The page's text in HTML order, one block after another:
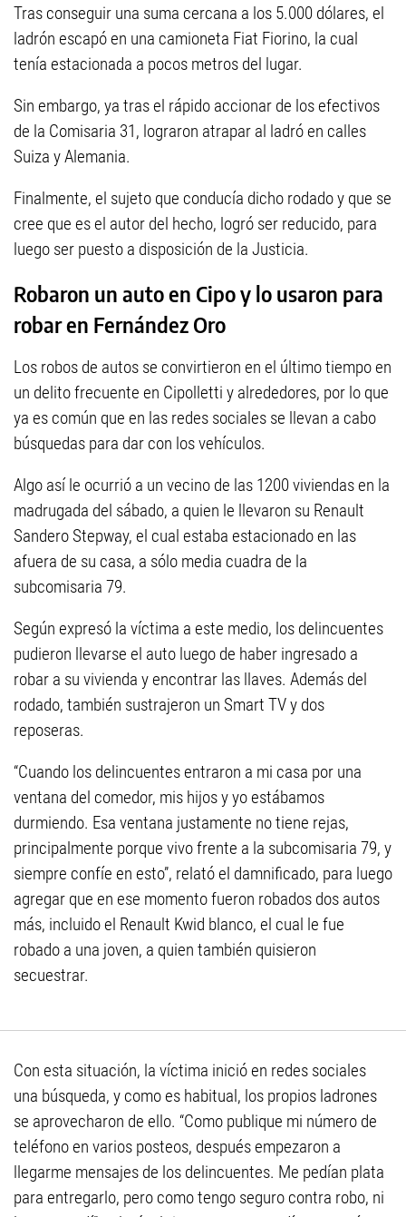
Tras conseguir una suma cercana a los 5.000 dólares, el
ladrón escapó en una camioneta Fiat Fiorino, la cual
tenía estacionada a pocos metros del lugar.
Sin embargo, ya tras el rápido accionar de los efectivos
de la Comisaria 31, lograron atrapar al ladró en calles
Suiza y Alemania.
Finalmente, el sujeto que conducía dicho rodado y que se
cree que es el autor del hecho, logró ser reducido, para
luego ser puesto a disposición de la Justicia.
Robaron un auto en Cipo y lo usaron para
robar en Fernández Oro
Los robos de autos se convirtieron en el último tiempo en
un delito frecuente en Cipolletti y alrededores, por lo que
ya es común que en las redes sociales se llevan a cabo
búsquedas para dar con los vehículos.
Algo así le ocurrió a un vecino de las 1200 viviendas en la
madrugada del sábado, a quien le llevaron su Renault
Sandero Stepway, el cual estaba estacionado en las
afuera de su casa, a sólo media cuadra de la
subcomisaria 79.
Según expresó la víctima a este medio, los delincuentes
pudieron llevarse el auto luego de haber ingresado a
robar a su vivienda y encontrar las llaves. Además del
rodado, también sustrajeron un Smart TV y dos
reposeras.
“Cuando los delincuentes entraron a mi casa por una
ventana del comedor, mis hijos y yo estábamos
durmiendo. Esa ventana justamente no tiene rejas,
principalmente porque vivo frente a la subcomisaria 79, y
siempre confíe en esto”, relató el damnificado, para luego
agregar que en ese momento fueron robados dos autos
más, incluido el Renault Kwid blanco, el cual le fue
robado a una joven, a quien también quisieron
secuestrar.
Con esta situación, la víctima inició en redes sociales
una búsqueda, y como es habitual, los propios ladrones
se aprovecharon de ello. “Como publique mi número de
teléfono en varios posteos, después empezaron a
llegarme mensajes de los delincuentes. Me pedían plata
para entregarlo, pero como tengo seguro contra robo, ni